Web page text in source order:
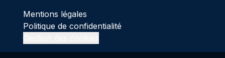
Mentions légales
Politique de confidentialité